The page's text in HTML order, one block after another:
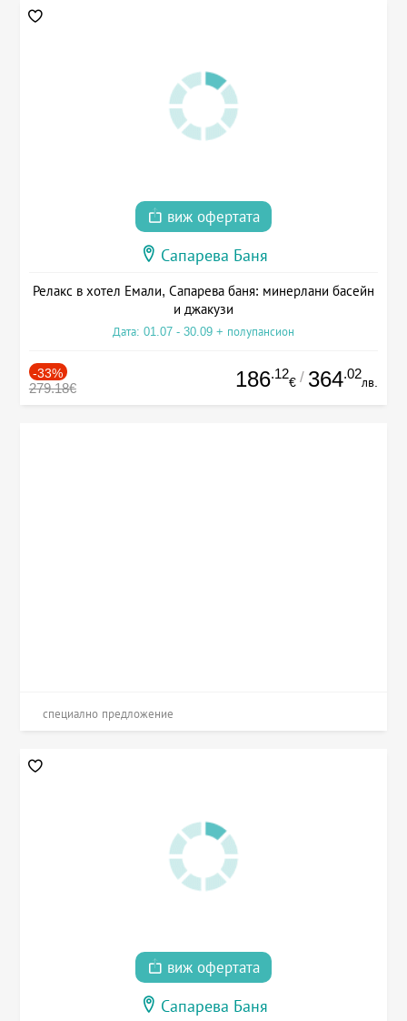
виж офертата
Сапарева Баня
Релакс в хотел Емали, Сапарева баня: минерлани басейн
и джакузи
Дата: 01.07 - 30.09 + полупансион
-33%
279.18€ 186.12
€ / 364.02
лв.
специално предложение
виж офертата
Сапарева Баня